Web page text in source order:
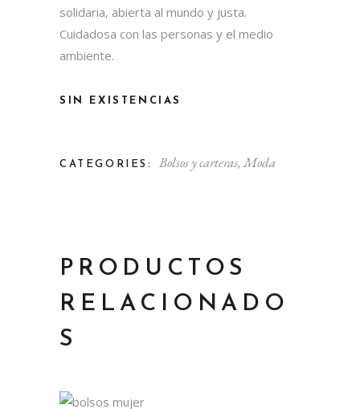
solidaria, abierta al mundo y justa.
Cuidadosa con las personas y el medio
ambiente.
SIN EXISTENCIAS
CATEGORIES: Bolsos y carteras,Moda
PRODUCTOS
RELACIONADO
S